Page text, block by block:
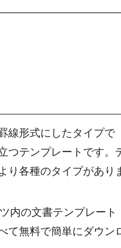
線形式にしたタイプで
つテンプレートです。
り各種のタイプがあり
内の文書テンプレート
て無料で簡単にダウン